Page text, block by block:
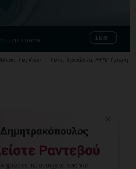
Περίνεο — Πότε Χρειάζεται HPV Typing